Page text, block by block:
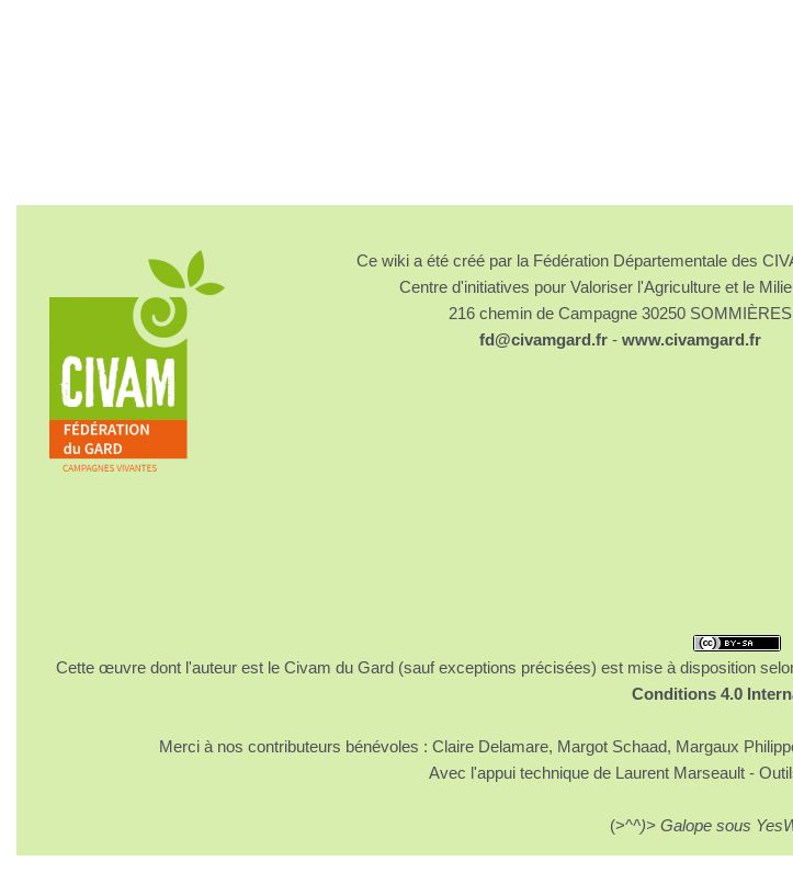
Ce wiki a été créé par la Fédération Départementale des
Centre d'initiatives pour Valoriser l'Agriculture et le
216 chemin de Campagne 30250 SOMMIÈRES
fd@civamgard.fr- www.civamgard.fr
Cette œuvre dont l'auteur est le Civam du Gard (sauf exceptions précisées) est mise à disposition
Conditions 4.0
Merci à nos contributeurs bénévoles : Claire Delamare, Margot Schaad, Margaux
Avec l'appui technique de Laurent Marseault -
(>^^)> Galope sous